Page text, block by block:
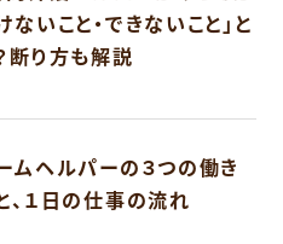
ないこと・できないこと」と
断り方も解説
ムヘルパーの３つの働き
、１日の仕事の流れ